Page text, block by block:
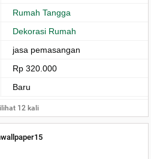
Rumah Tangga
Dekorasi Rumah
jasa pemasangan
Rp 320.000
Baru
12 kali